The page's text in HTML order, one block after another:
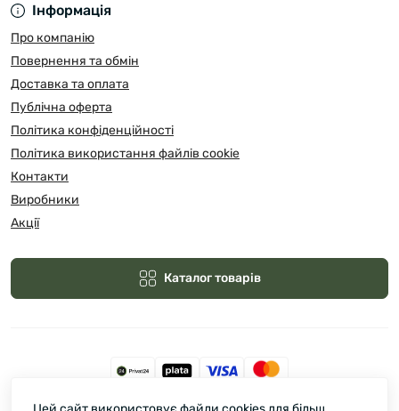
Інформація
Про компанію
Повернення та обмін
Доставка та оплата
Публічна оферта
Політика конфіденційності
Політика використання файлів cookie
Контакти
Виробники
Акції
Каталог товарів